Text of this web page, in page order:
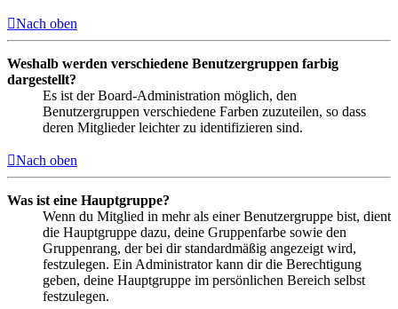
Nach oben
Weshalb werden verschiedene Benutzergruppen farbig
dargestellt?
Es ist der Board-Administration möglich, den
Benutzergruppen verschiedene Farben zuzuteilen, so dass
deren Mitglieder leichter zu identifizieren sind.
Nach oben
Was ist eine Hauptgruppe?
Wenn du Mitglied in mehr als einer Benutzergruppe bist, dient
die Hauptgruppe dazu, deine Gruppenfarbe sowie den
Gruppenrang, der bei dir standardmäßig angezeigt wird,
festzulegen. Ein Administrator kann dir die Berechtigung
geben, deine Hauptgruppe im persönlichen Bereich selbst
festzulegen.